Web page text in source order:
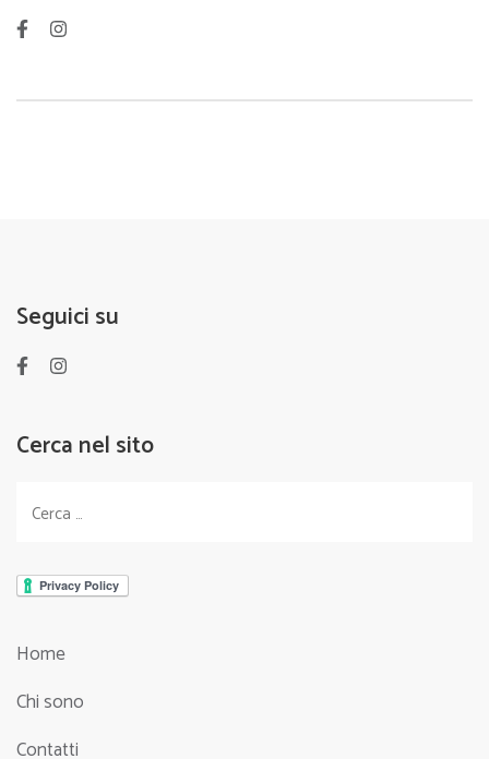
Seguici su
Cerca nel sito
Ricerca
Home
Chi sono
Contatti